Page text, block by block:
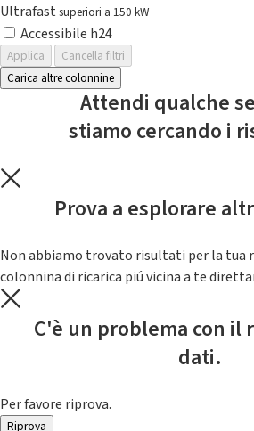
Ultrafast superiori a 150 kW
Accessibile h24
Applica
Cancella filtri
Carica altre colonnine
Attendi qualche
stiamo cercando i
Prova a esplorare
Non abbiamo trovato risultati per la tua
colonnina di ricarica piú vicina a te
C'è un problema con il
dati.
Per favore riprova.
Riprova